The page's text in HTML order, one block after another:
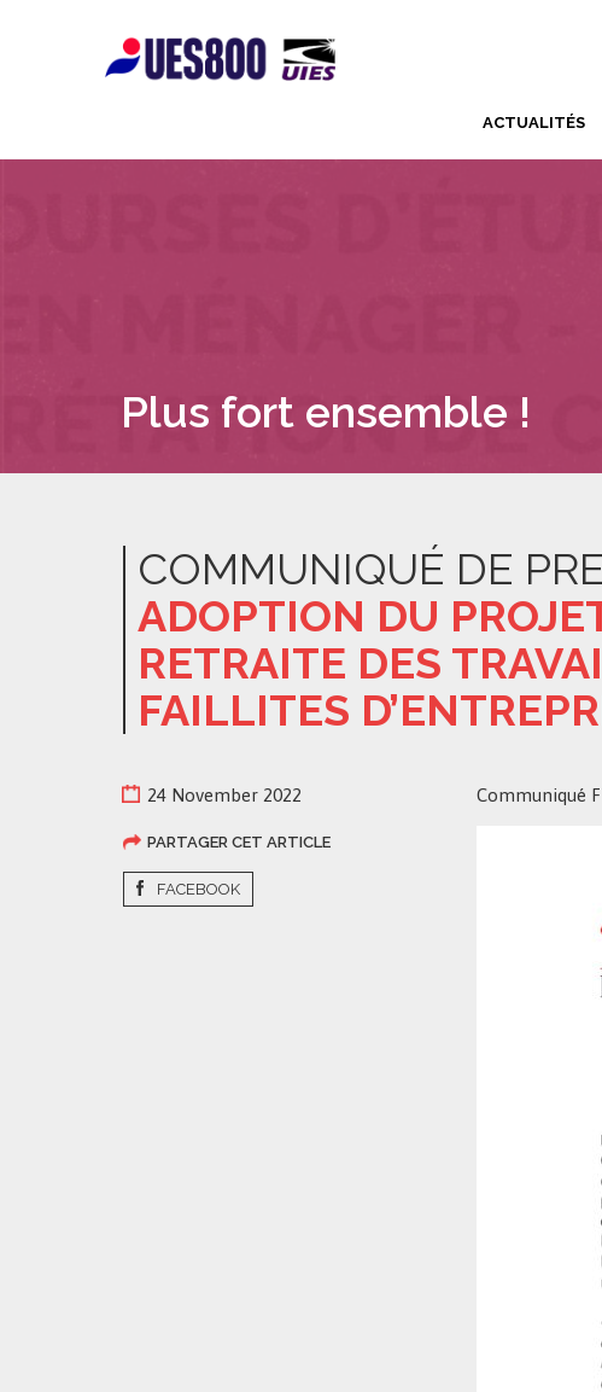
ACTUALITÉS
Plus fort ensemble !
COMMUNIQUÉ DE
ADOPTION DU
RETRAITE DES
FAILLITES
24 November 2022
PARTAGER CET ARTICLE
FACEBOOK
Communiqué